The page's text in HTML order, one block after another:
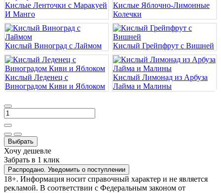
Кислые Ленточки с Маракуей
И Манго
Кислые Яблочно-Лимонные
Колечки
Кислый Виноград с Лаймом Кислый Грейпфрут с Вишней
Кислый Леденец с
Виноградом Киви и Яблоком
Кислый Лимонад из Арбуза
Лайма и Малины
Выбрать
Хочу дешевле
Забрать в 1 клик
Распродано. Уведомить о поступлении
18+. Информация носит справочный характер и не является
рекламой. В соответствии с Федеральным законом от